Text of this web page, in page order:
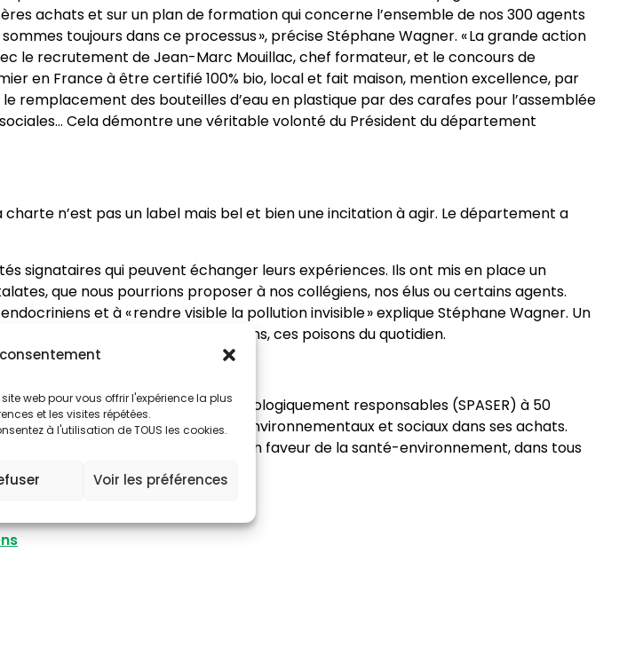
web pour vous offrir l'expérience la plus
et les visites répétées.
à l'utilisation de TOUS les cookies.
Voir les préférences
achats et sur un plan de formation qui concerne l’ensemble de nos 300 agents
toujours dans ce processus », précise Stéphane Wagner. « La grande action
le recrutement de Jean-Marc Mouillac, chef formateur, et le concours de
en France à être certifié 100% bio, local et fait maison, mention excellence, par
des bouteilles d’eau en plastique par des carafes pour l’assemblée
Cela démontre une véritable volonté du Président du département
n’est pas un label mais bel et bien une incitation à agir. Le département a
signataires qui peuvent échanger leurs expériences. Ils ont mis en place un
que nous pourrions proposer à nos collégiens, nos élus ou certains agents.
et à « rendre visible la pollution invisible » explique Stéphane Wagner. Un
aux perturbateurs endocriniens, ces poisons du quotidien.
des achats socialement et écologiquement responsables (SPASER) à 50
va devoir établir des critères environnementaux et sociaux dans ses achats.
pour intégrer des dispositions en faveur de la santé-environnement, dans tous